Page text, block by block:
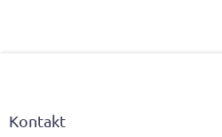
Kontakt